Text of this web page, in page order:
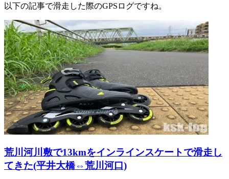
以下の記事で滑走した際のGPSログですね。
荒川河川敷で13kmをインラインスケートで滑走し
てきた(平井大橋⇔荒川河口)